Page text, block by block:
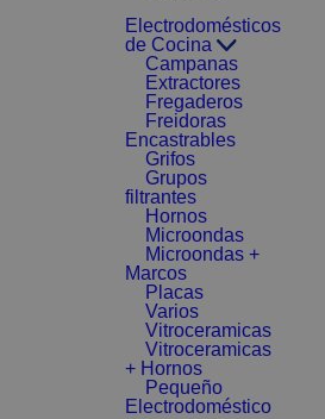
Electrodomésticos
de Cocina
Campanas
Extractores
Fregaderos
Freidoras
Encastrables
Grifos
Grupos
filtrantes
Hornos
Microondas
Microondas +
Marcos
Placas
Varios
Vitroceramicas
Vitroceramicas
+ Hornos
Pequeño
Electrodoméstico